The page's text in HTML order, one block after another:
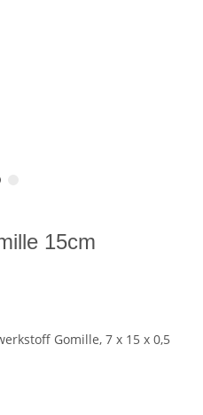
15cm
Gomille, 7 x 15 x 0,5